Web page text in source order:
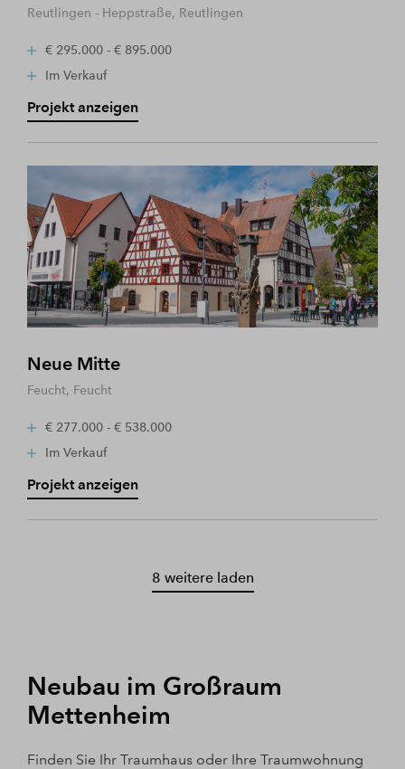
Reutlingen - Heppstraße, Reutlingen
€ 295.000 - € 895.000
Im Verkauf
Projekt anzeigen
Neue Mitte
Feucht, Feucht
€ 277.000 - € 538.000
Im Verkauf
Projekt anzeigen
8 weitere laden
Neubau im Großraum
Mettenheim
Finden Sie Ihr Traumhaus oder Ihre Traumwohnung